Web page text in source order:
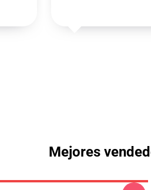
Mejores